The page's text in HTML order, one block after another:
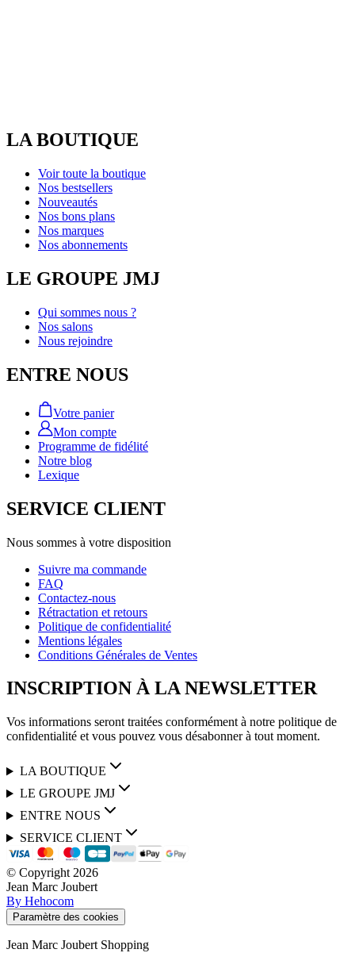
LA BOUTIQUE
Voir toute la boutique
Nos bestsellers
Nouveautés
Nos bons plans
Nos marques
Nos abonnements
LE GROUPE JMJ
Qui sommes nous ?
Nos salons
Nous rejoindre
ENTRE NOUS
Votre panier
Mon compte
Programme de fidélité
Notre blog
Lexique
SERVICE CLIENT
Nous sommes à votre disposition
Suivre ma commande
FAQ
Contactez-nous
Rétractation et retours
Politique de confidentialité
Mentions légales
Conditions Générales de Ventes
INSCRIPTION À LA NEWSLETTER
Vos informations seront traitées conformément à notre politique de
confidentialité et vous pouvez vous désabonner à tout moment.
LA BOUTIQUE
LE GROUPE JMJ
ENTRE NOUS
SERVICE CLIENT
© Copyright 2026
Jean Marc Joubert
By Hehocom
Paramètre des cookies
Jean Marc Joubert Shopping